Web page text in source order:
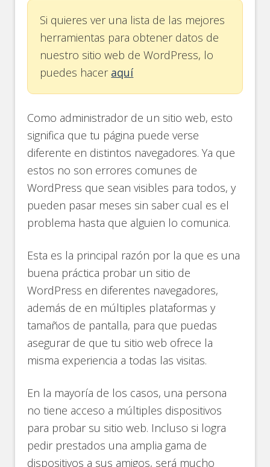
Si quieres ver una lista de las mejores
herramientas para obtener datos de
nuestro sitio web de WordPress, lo
puedes hacer aquí
Como administrador de un sitio web, esto
significa que tu página puede verse
diferente en distintos navegadores. Ya que
estos no son errores comunes de
WordPress que sean visibles para todos, y
pueden pasar meses sin saber cual es el
problema hasta que alguien lo comunica.
Esta es la principal razón por la que es una
buena práctica probar un sitio de
WordPress en diferentes navegadores,
además de en múltiples plataformas y
tamaños de pantalla, para que puedas
asegurar de que tu sitio web ofrece la
misma experiencia a todas las visitas.
En la mayoría de los casos, una persona
no tiene acceso a múltiples dispositivos
para probar su sitio web. Incluso si logra
pedir prestados una amplia gama de
dispositivos a sus amigos, será mucho